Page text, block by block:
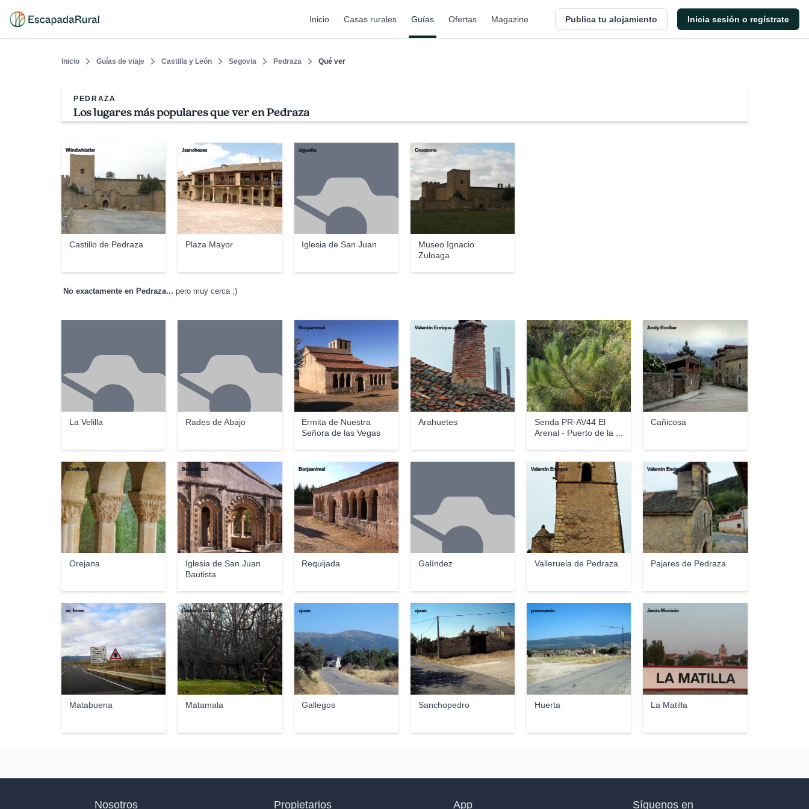
Inicio Casas rurales Guías Ofertas Magazine Publica tu alojamiento Inicia sesión o regístrate
Inicio Guías de viaje Castilla y León Segovia Pedraza Qué ver
PEDRAZA
Los lugares más populares que ver en Pedraza
Castillo de Pedraza
Windwhistler
Plaza Mayor
Jsanchezes
Iglesia de San Juan
cigueño
Museo Ignacio
Zuloaga
Cruccone
No exactamente en Pedraza... pero muy cerca ;)
La Velilla Rades de Abajo
Ermita de Nuestra
Señora de las Vegas
Borjaanimal
Arahuetes
Valentín Enrique
Senda PR-AV44 El
Arenal - Puerto de la ...
Pinaceae
Cañicosa
Andy Rodker
Orejana
GFreihalter
Iglesia de San Juan
Bautista
Borjaanimal
Requijada
Borjaanimal
Galíndez Valleruela de Pedraza
Valentín Enrique
Pajares de Pedraza
Valentín Enrique
Matabuena
se_bmw
Matamala
Carlos Cuerda
Gallegos
zjuan
Sanchopedro
zjuan
Huerta
panoramio
La Matilla
Jesús Municio
Nosotros Propietarios App Síguenos en